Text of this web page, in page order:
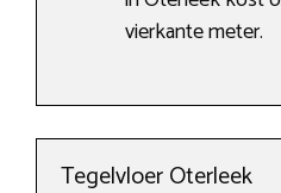
vierkante meter.
Tegelvloer Oterleek